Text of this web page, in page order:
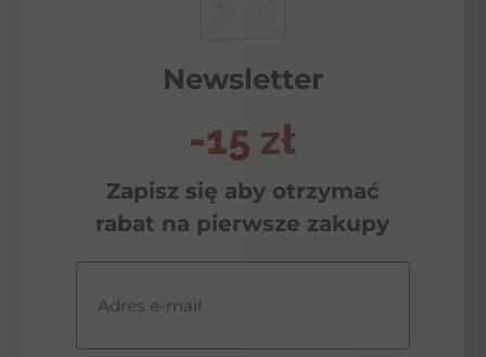
Newsletter
-15 zł
Zapisz się aby otrzymać
rabat na pierwsze zakupy
Adres e-mail